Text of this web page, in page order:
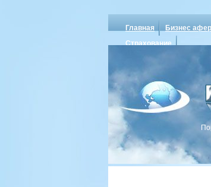
Главная Бизнес
Страхование